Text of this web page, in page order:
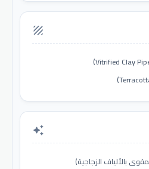
texture
auto_awesome